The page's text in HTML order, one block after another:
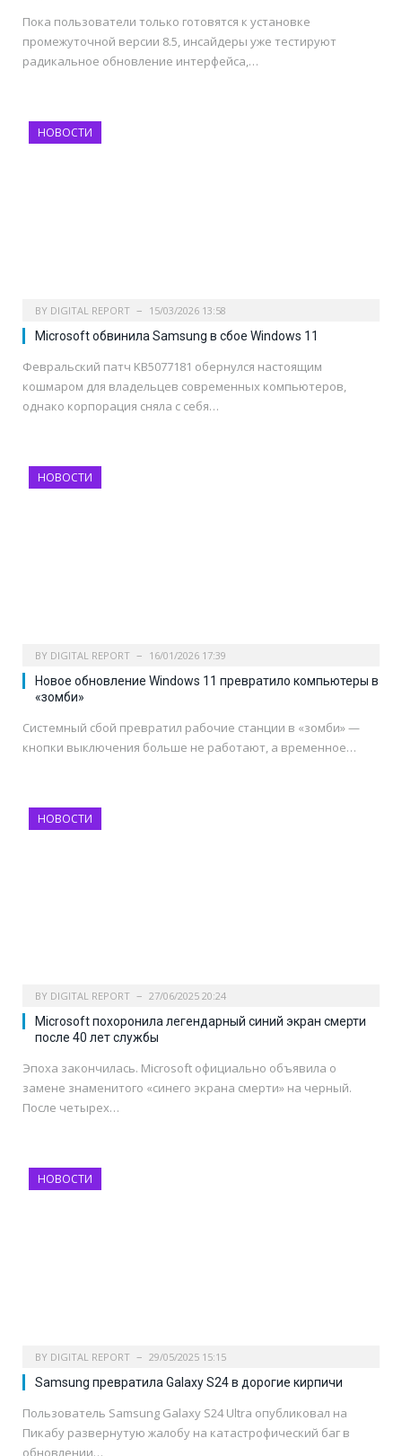
Пока пользователи только готовятся к установке
промежуточной версии 8.5, инсайдеры уже тестируют
радикальное обновление интерфейса,…
НОВОСТИ
BY DIGITAL REPORT 15/03/2026 13:58
Microsoft обвинила Samsung в сбое Windows 11
Февральский патч KB5077181 обернулся настоящим
кошмаром для владельцев современных компьютеров,
однако корпорация сняла с себя…
НОВОСТИ
BY DIGITAL REPORT 16/01/2026 17:39
Новое обновление Windows 11 превратило компьютеры в
«зомби»
Системный сбой превратил рабочие станции в «зомби» —
кнопки выключения больше не работают, а временное…
НОВОСТИ
BY DIGITAL REPORT 27/06/2025 20:24
Microsoft похоронила легендарный синий экран смерти
после 40 лет службы
Эпоха закончилась. Microsoft официально объявила о
замене знаменитого «синего экрана смерти» на черный.
После четырех…
НОВОСТИ
BY DIGITAL REPORT 29/05/2025 15:15
Samsung превратила Galaxy S24 в дорогие кирпичи
Пользователь Samsung Galaxy S24 Ultra опубликовал на
Пикабу развернутую жалобу на катастрофический баг в
обновлении…